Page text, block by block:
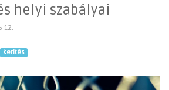
helyi szabályai
12.
kerítés